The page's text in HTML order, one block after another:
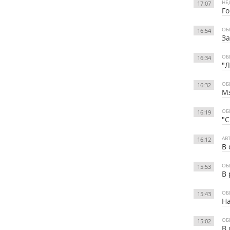
17:07
16:54
16:34
16:32
16:19
16:12
В
15:53
В
15:43
15:02